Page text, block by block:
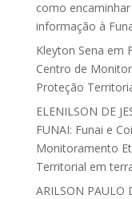
como
informação à
Kleyton Sena em
Centro de
Proteção
ELENILSON DE
FUNAI: Funai e
Monitoramento
Territorial em
ARILSON PAULO